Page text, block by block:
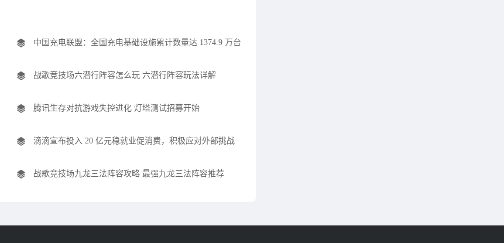
中国充电联盟：全国充电基础设施累计数量达 1374.9 万台
战歌竞技场六潜行阵容怎么玩 六潜行阵容玩法详解
腾讯生存对抗游戏失控进化 灯塔测试招募开始
滴滴宣布投入 20 亿元稳就业促消费，积极应对外部挑战
战歌竞技场九龙三法阵容攻略 最强九龙三法阵容推荐